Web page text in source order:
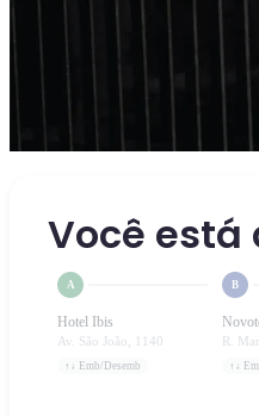
Você está
A
Hotel Ibis
Av. São João, 1140
↑↓ Emb/Desemb
B
R.
↑↓